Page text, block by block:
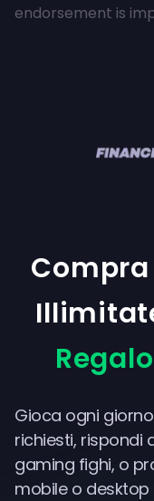
endorsement is
Gioca ogni
richiesti, rispondi
gaming fighi, o
mobile o desktop